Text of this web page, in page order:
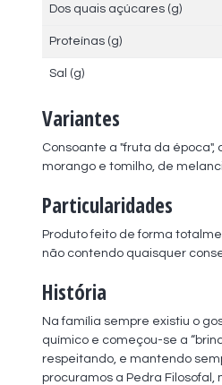
Dos quais açúcares (g)
Proteínas (g)
Sal (g)
Variantes
Consoante a "fruta da
morango e tomilho, de
Particularidades
Produto feito de forma
não contendo quaisquer
História
Na família sempre existiu o
químico e começou-se a
respeitando, e mantendo
procuramos a Pedra Filosofal,